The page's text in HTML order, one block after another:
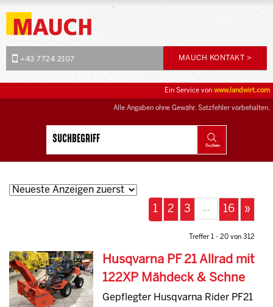
+43 7724 2107 MAUCH KONTAKT >
Alle Angaben ohne Gewähr. Satzfehler vorbehalten.
Ein Service von www.landwirt.com
1 2 3 ... 16 »
Treffer 1 - 20 von 312
Husqvarna PF 21 Allrad mit
122XP Mähdeck & Schne
Gepflegter Husqvarna Rider PF21